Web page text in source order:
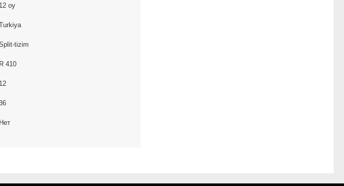
12 oy
tizim
R 410
12
Нет